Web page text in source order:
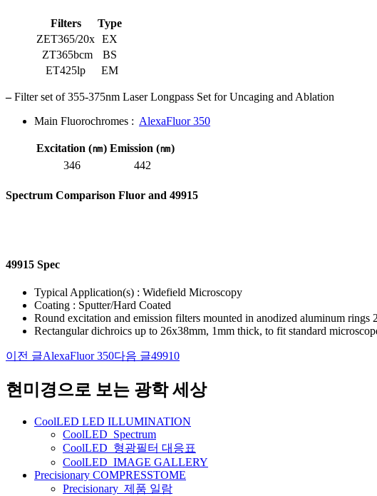
Filters
Type
ZET365/20x EX
ZT365bcm
BS
ET425lp
EM
–Filter set of 355-375nm Laser Longpass Set for Uncaging and Ablation
Main Fluorochromes : AlexaFluor 350
Excitation (㎚) Emission (㎚)
346
442
Spectrum Comparison Fluor and 49915
49915 Spec
Typical Application(s) : Widefield Microscopy
Coating : Sputter/Hard Coated
Round excitation and emission filters mounted in anodized aluminum rings
Rectangular dichroics up to 26x38mm, 1mm thick, to fit standard
글
네
이전 글AlexaFluor 350다음 글49910
현미경으로 보는 광학 세상
CoolLED LED ILLUMINATION
CoolLED_Spectrum
CoolLED_형광필터 대응표
CoolLED_IMAGE GALLERY
Precisionary COMPRESSTOME
Precisionary_제품 일람